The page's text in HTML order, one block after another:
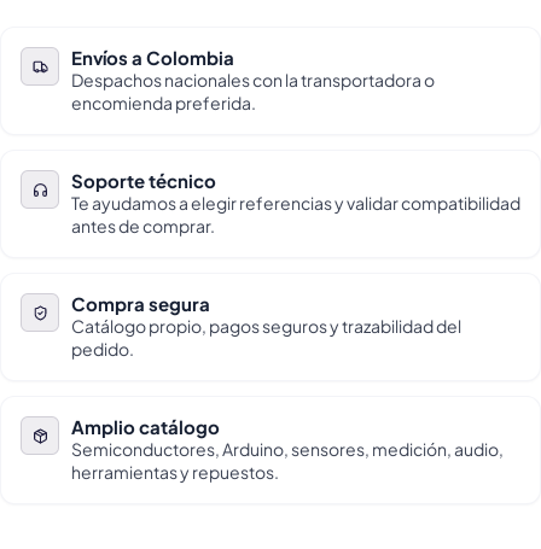
Envíos a Colombia
Despachos nacionales con la transportadora o
encomienda preferida.
Soporte técnico
Te ayudamos a elegir referencias y validar compatibilidad
antes de comprar.
Compra segura
Catálogo propio, pagos seguros y trazabilidad del
pedido.
Amplio catálogo
Semiconductores, Arduino, sensores, medición, audio,
herramientas y repuestos.